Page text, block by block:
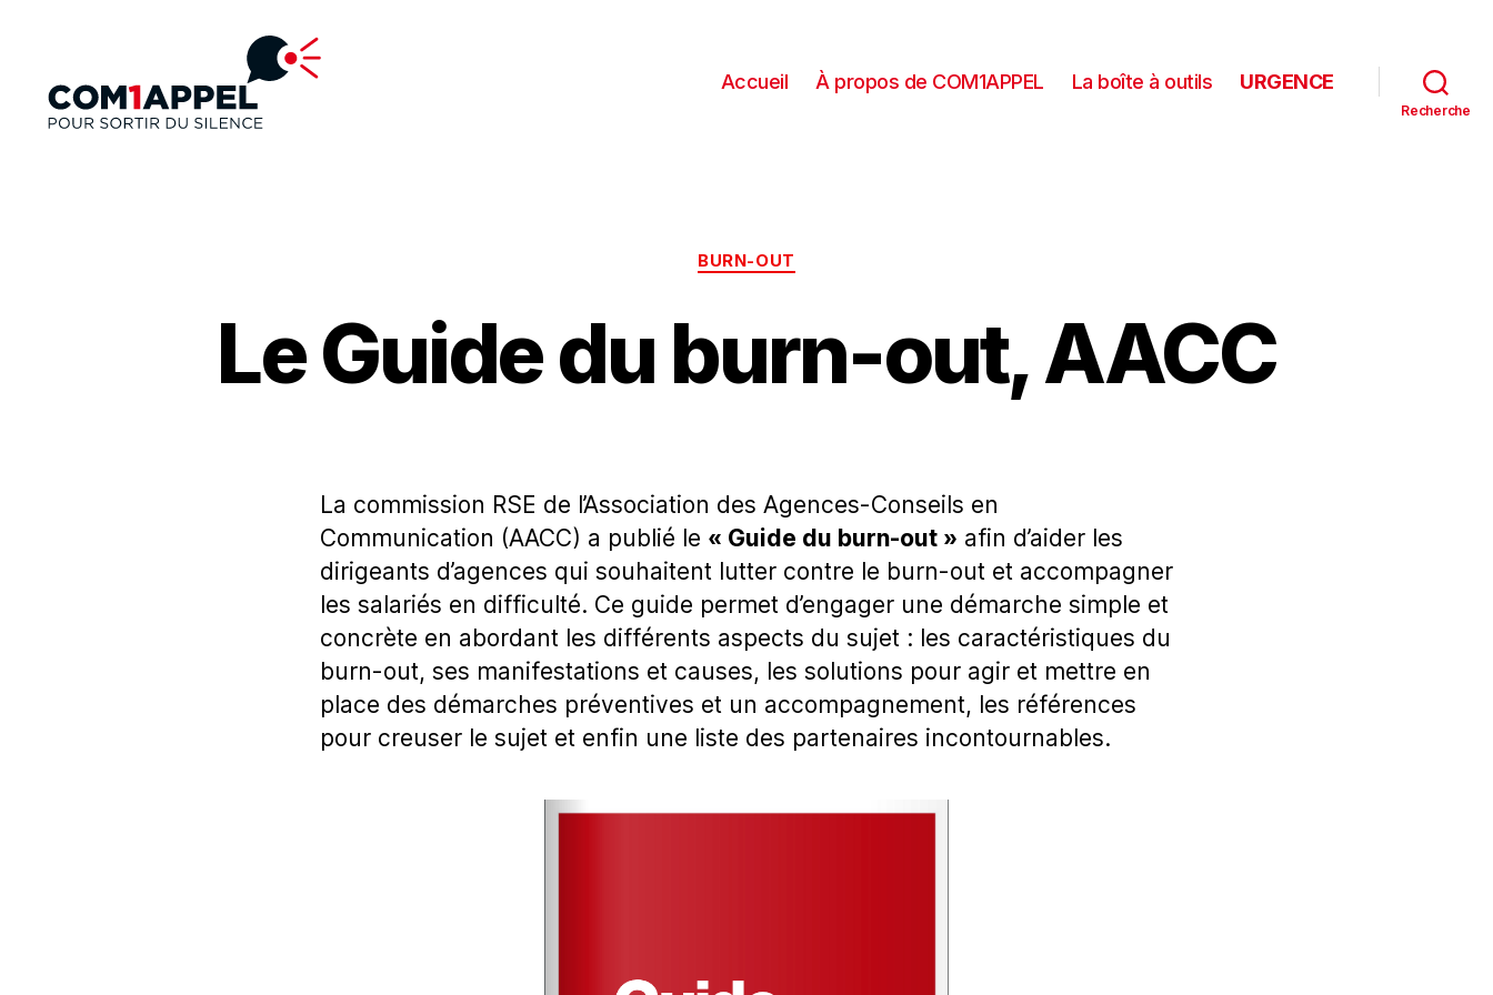
Accueil À propos de COM1APPEL La boîte à outils URGENCE
Recherche
BURN-OUT
Le Guide du burn-out, AACC
La commission RSE de l’Association des Agences-Conseils en
Communication (AACC) a publié le « Guide du burn-out » afin d’aider les
dirigeants d’agences qui souhaitent lutter contre le burn-out et accompagner
les salariés en difficulté. Ce guide permet d’engager une démarche simple et
concrète en abordant les différents aspects du sujet : les caractéristiques du
burn-out, ses manifestations et causes, les solutions pour agir et mettre en
place des démarches préventives et un accompagnement, les références
pour creuser le sujet et enfin une liste des partenaires incontournables.